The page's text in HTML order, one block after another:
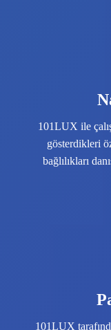
101LUX ile
gösterdikleri
bağlılıkları
101LUX